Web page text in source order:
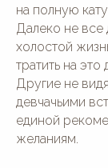
на полную
Далеко не
холостой
тратить на это
Другие не
девчачьими
единой
желаниям.